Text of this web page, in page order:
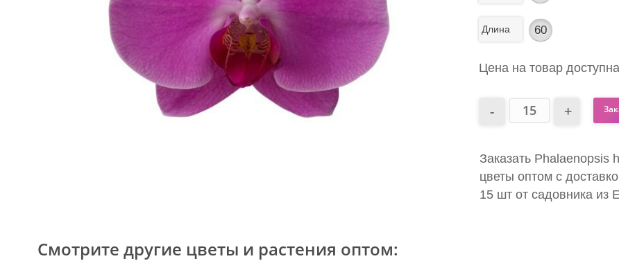
Длина 60
Цена на товар
Заказать Phalaenopsis
цветы оптом с
15 шт от садовника из
Смотрите другие цветы и растения оптом: